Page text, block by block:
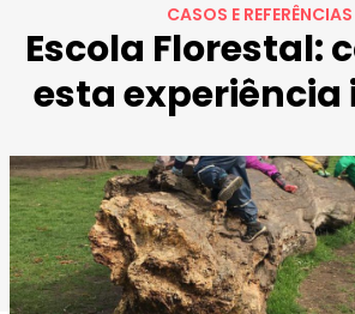
CASOS E REFERÊNCIAS
Escola Florestal:
esta experiência